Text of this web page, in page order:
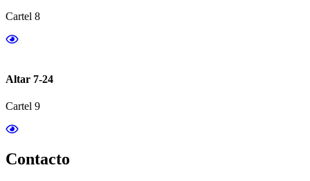
Cartel 8
Altar 7-24
Cartel 9
Contacto